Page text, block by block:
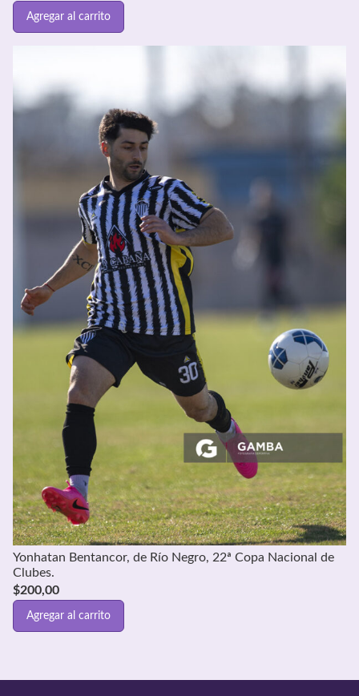
Agregar al carrito
Yonhatan Bentancor, de Río Negro, 22ª Copa Nacional de
Clubes.
$200,00
Agregar al carrito